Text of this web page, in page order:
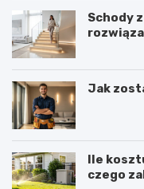
Schody
Jak
Ile
czego